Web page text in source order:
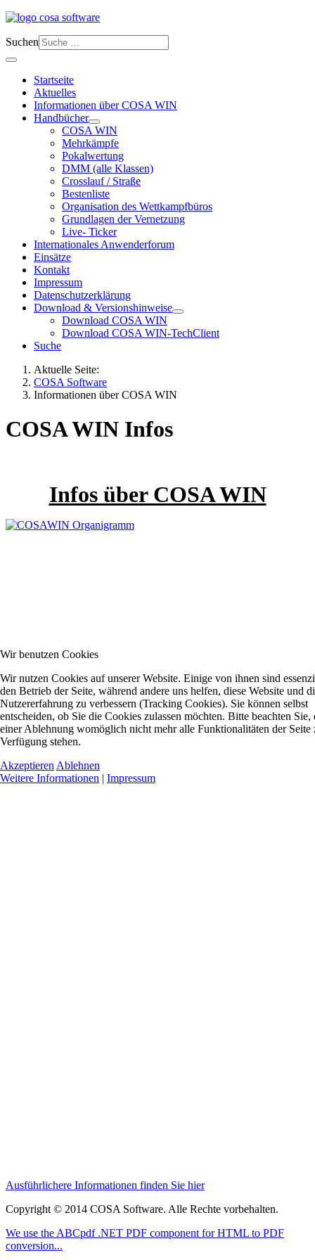
Suchen
Startseite
Aktuelles
Informationen über COSA WIN
Handbücher
COSA WIN
Mehrkämpfe
Pokalwertung
DMM (alle Klassen)
Crosslauf / Straße
Bestenliste
Organisation des Wettkampfbüros
Grundlagen der Vernetzung
Live- Ticker
Internationales Anwenderforum
Einsätze
Kontakt
Impressum
Datenschutzerklärung
Download & Versionshinweise
Download COSA WIN
Download COSA WIN-TechClient
Suche
Aktuelle Seite:
COSA Software
Informationen über COSA WIN
COSA WIN Infos
Infos über COSA WIN
Ausführlichere Informationen finden Sie hier
Copyright © 2014 COSA Software. Alle Rechte vorbehalten.
We use the ABCpdf .NET PDF component for HTML to PDF
conversion...
Wir benutzen Cookies
Wir nutzen Cookies auf unserer Website. Einige von ihnen sind
den Betrieb der Seite, während andere uns helfen, diese Website und
Nutzererfahrung zu verbessern (Tracking Cookies). Sie können selbst
entscheiden, ob Sie die Cookies zulassen möchten. Bitte beachten Sie,
einer Ablehnung womöglich nicht mehr alle Funktionalitäten der Seite
Verfügung stehen.
Akzeptieren Ablehnen
Weitere Informationen | Impressum